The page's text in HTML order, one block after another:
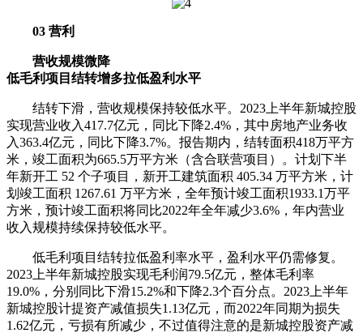
03 营利
营收规模微降
低毛利项目结转增多拉低盈利水平
结转下滑，营收规模保持较低水平。2023上半年新城控股
实现营业收入417.7亿元，同比下降2.4%，其中房地产业务收
入363.4亿元，同比下降3.7%。报告期内，结转面积418万平方
米，竣工面积为665.5万平方米（含合联营项目）。计划下半
年新开工 52 个子项目，新开工建筑面积 405.34 万平方米，计
划竣工面积 1267.61 万平方米，全年预计竣工面积1933.1万平
方米，预计竣工面积将同比2022年全年减少3.6%，年内营业
收入规模持续保持较低水平。
低毛利项目结转拉低盈利率水平，盈利水平仍需修复。
2023上半年新城控股实现毛利润79.5亿元，整体毛利率
19.0%，分别同比下滑15.2%和下降2.3个百分点。2023上半年
新城控股计提资产减值损失1.13亿元，而2022年同期为损失
1.62亿元，亏损有所减少，不过值得注意的是新城控股资产减